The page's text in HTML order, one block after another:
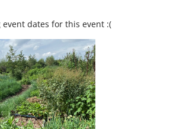
dates for this event :(